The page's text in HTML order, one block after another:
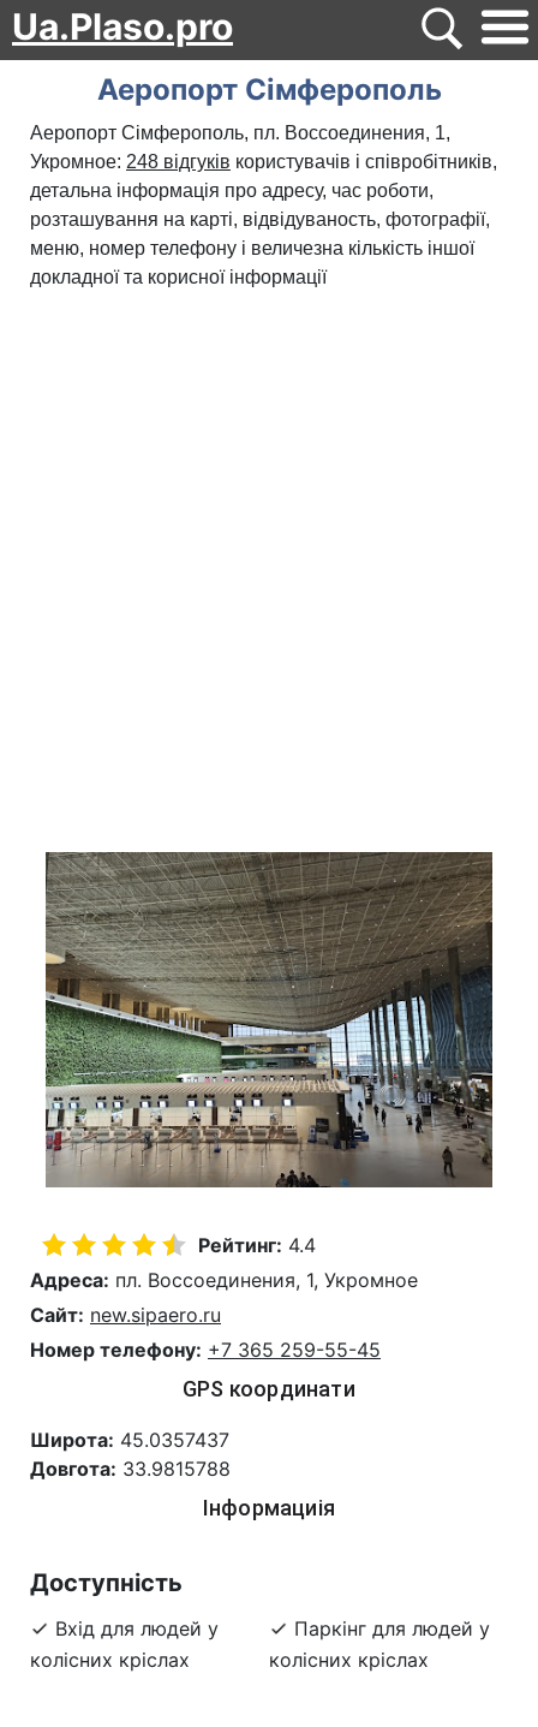
Ua.Plaso.pro
Аеропорт Сімферополь
Аеропорт Сімферополь, пл. Воссоединения, 1,
Укромное: 248 відгуків користувачів і співробітників,
детальна інформація про адресу, час роботи,
розташування на карті, відвідуваность, фотографії,
меню, номер телефону і величезна кількість іншої
докладної та корисної інформації
Рейтинг: 4.4
Адреса: пл. Воссоединения, 1, Укромное
Сайт: new.sipaero.ru
Номер телефону: +7 365 259-55-45
GPS координати
Широта: 45.0357437
Довгота: 33.9815788
Інформациія
Доступність
Вхід для людей у
колісних кріслах
Паркінг для людей у
колісних кріслах